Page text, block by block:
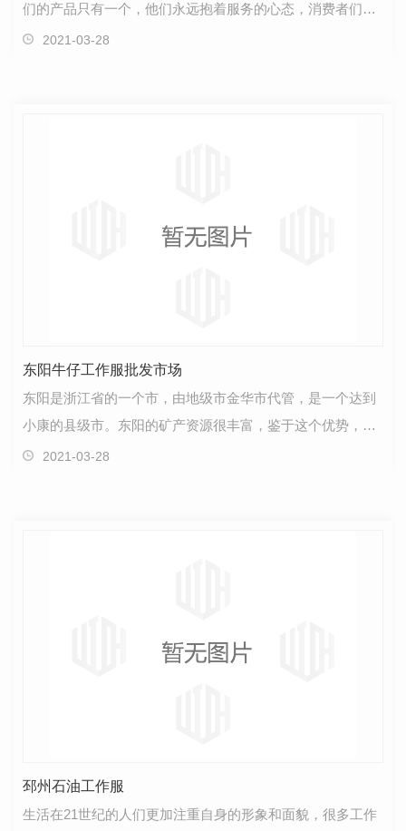
们的产品只有一个，他们永远抱着服务的心态，消费者们很
喜欢在他们那里购买产品，大家都说那里的产品物廉价…
2021-03-28
东阳牛仔工作服批发市场
东阳是浙江省的一个市，由地级市金华市代管，是一个达到
小康的县级市。东阳的矿产资源很丰富，鉴于这个优势，开
革开放后，东阳的经济达到快速且稳步的增长。这种增…
2021-03-28
邳州石油工作服
生活在21世纪的人们更加注重自身的形象和面貌，很多工作